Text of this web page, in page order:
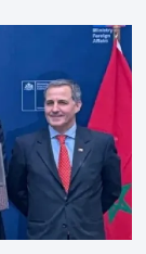
الاجتماعية
الدورة، التي تنظم
السادس، تحت